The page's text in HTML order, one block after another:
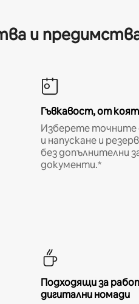
и
Гъвкавост, от
Изберете точните
и напускане и
без допълнителни
документи.*
Подходящи за
дигитални номади